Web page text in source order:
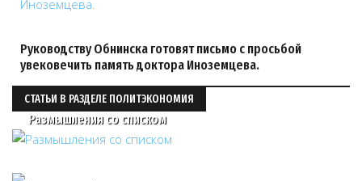
Руководству Обнинска готовят письмо с просьбой
увековечить память доктора Иноземцева.
СТАТЬИ В РАЗДЕЛЕ ПОЛИТЭКОНОМИЯ
Размышления со списком